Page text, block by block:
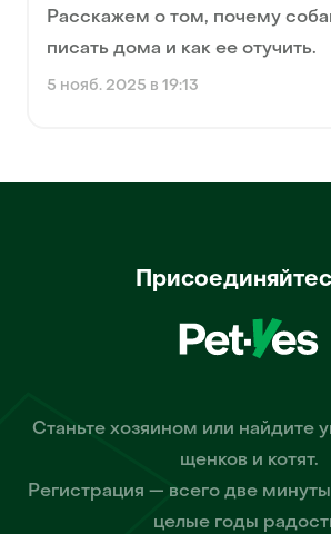
Расскажем о том, почему
писать дома и как ее отучить.
5 нояб. 2025 в 19:13
Станьте хозяином или найдите
щенков и котят.
Регистрация — всего две
целые годы